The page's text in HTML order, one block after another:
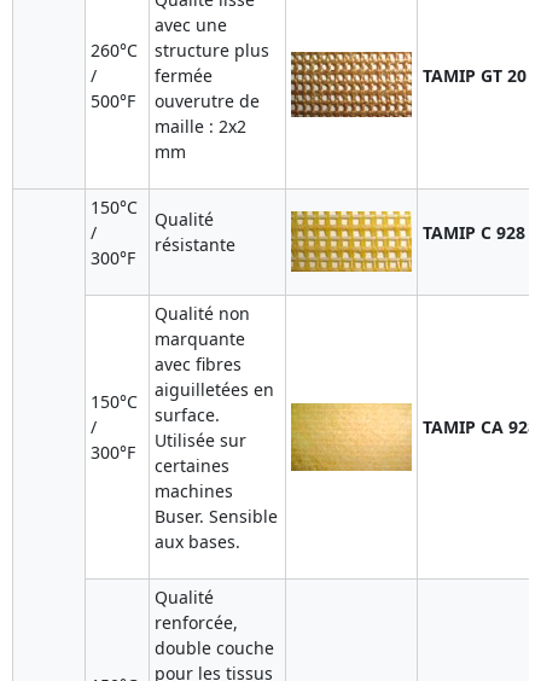
260°C
/
500°F
avec une
structure plus
fermée
ouverutre de
maille : 2x2
mm
TAMIP GT 20
150°C
/
300°F
Qualité
résistante
TAMIP C 928
150°C
/
300°F
Qualité non
marquante
avec fibres
aiguilletées en
surface.
Utilisée sur
certaines
machines
Buser. Sensible
aux bases.
TAMIP CA 928
Qualité
renforcée,
double couche
pour les tissus